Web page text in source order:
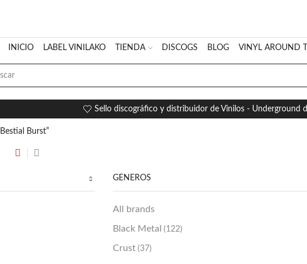
INICIO LABEL VINILAKO TIENDA DISCOGS BLOG VINYL AROUND
SEARCH
INPUT
Sello discográfico y distribuidor de Vinilos - Underground
Burst”
GÉNEROS
All brands
Black Metal (122)
Crust (37)